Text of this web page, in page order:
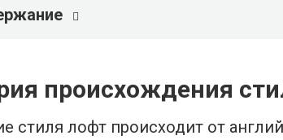
происхождения
стиля лофт происходит от